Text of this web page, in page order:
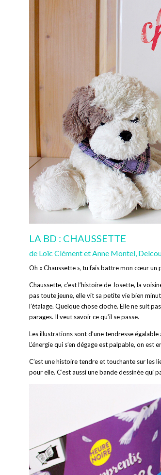
LA BD : CHAUSSETTE
de Loïc Clément et Anne Montel,
Oh « Chaussette », tu fais battre mon cœur un
Chaussette, c’est l’histoire de Josette, la
pas toute jeune, elle vit sa petite vie bien
l’étalage. Quelque chose cloche. Elle ne suit
parages. Il veut savoir ce qu’il se passe.
Les illustrations sont d’une tendresse
L’énergie qui s’en dégage est palpable, on
C’est une histoire tendre et touchante sur les
pour elle. C’est aussi une bande dessinée qui